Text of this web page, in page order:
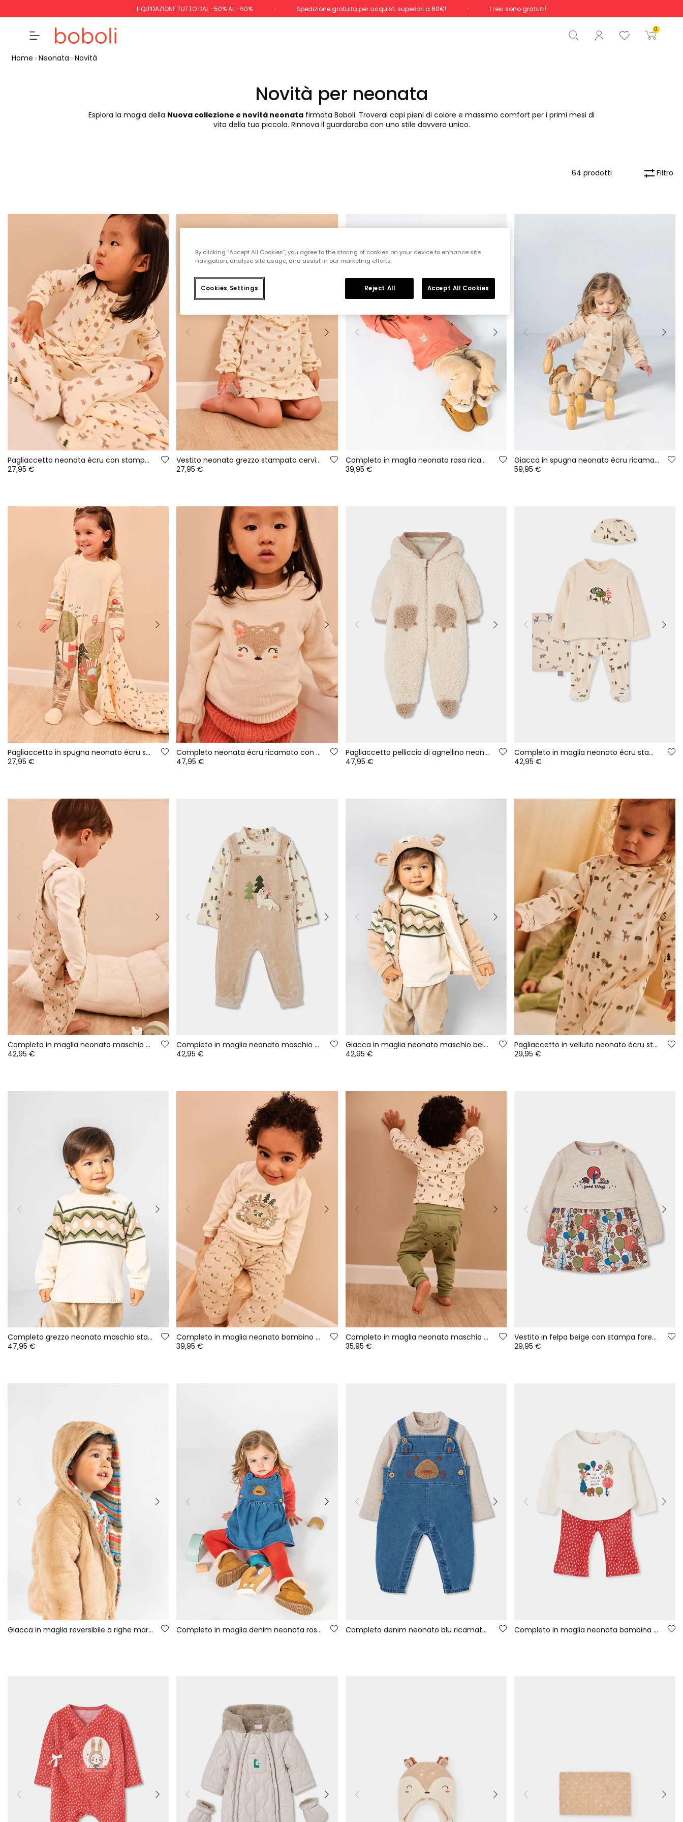
LIQUIDAZIONE TUTTO DAL -50% AL -60% Spedizione gratuita per acquisti superiori a 60€! I resi sono gratuiti!
0
Totale 0,00 €
Inizio ordine
Home Neonata Novità
Novità per neonata
Esplora la magia della Nuova collezione e novità neonata firmata Boboli. Troverai capi pieni di colore e massimo comfort per i primi mesi di
vita della tua piccola. Rinnova il guardaroba con uno stile davvero unico.
Filtro
64 prodotti
Pagliaccetto neonata écru con stampa di orsetti
27,95 €
Vestito neonato grezzo stampato cervi e fiori
27,95 €
Completo in maglia neonata rosa ricamato con cervi
39,95 €
Giacca in spugna neonato écru ricamata fiori
59,95 €
Pagliaccetto in spugna neonato écru stampa foresta
27,95 €
Completo neonata écru ricamato con cervo
47,95 €
Pagliaccetto pelliccia di agnellino neonato grezzo
47,95 €
Completo in maglia neonato écru stampa foresta animali
42,95 €
Completo in maglia neonato maschio beige stampato orsi
42,95 €
Completo in maglia neonato maschio beige con stampa foresta
42,95 €
Giacca in maglia neonato maschio beige stampa zigzag
42,95 €
Pagliaccetto in velluto neonato écru stampa foresta
29,95 €
Completo grezzo neonato maschio stampato jacquard
47,95 €
Completo in maglia neonato bambino écru stampa animali
39,95 €
Completo in maglia neonato maschio verde stampa bosco
35,95 €
Vestito in felpa beige con stampa foresta neonato
29,95 €
Giacca in maglia reversibile a righe marrone per neonato Completo in maglia denim neonata rosso con ricamo di orso Completo denim neonato blu ricamato con orsetto Completo in maglia neonata bambina bianco stampa foresta
By clicking “Accept All Cookies”, you agree to the storing of cookies on your device to enhance site
navigation, analyze site usage, and assist in our marketing efforts.
Cookies Settings Reject All Accept All Cookies